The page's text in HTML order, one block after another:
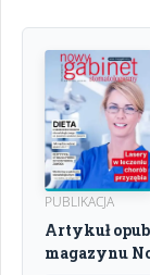
PUBLIKACJA
Artykuł
magazynu